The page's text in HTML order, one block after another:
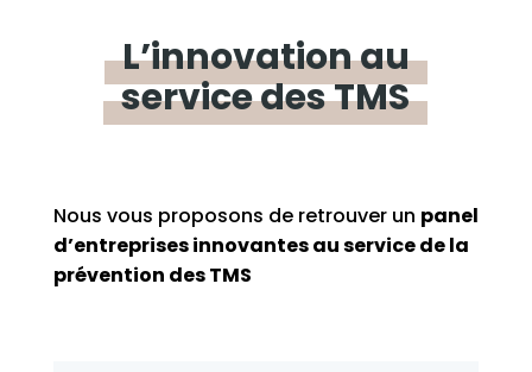
L’innovationau
servicedesTMS
Nous vous proposons de retrouver un panel
d’entreprises innovantesau service de la
prévention des TMS